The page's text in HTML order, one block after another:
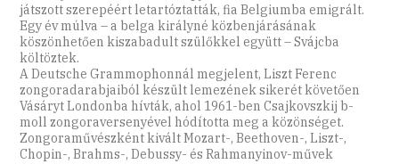
játszott szerepéért letartóztatták, fia Belgiumba emigrált.
Egy év múlva – a belga királyné közbenjárásának
köszönhetően kiszabadult szülőkkel együtt – Svájcba
költöztek.
A Deutsche Grammophonnál megjelent, Liszt Ferenc
zongoradarabjaiból készült lemezének sikerét követően
Vásáryt Londonba hívták, ahol 1961-ben Csajkovszkij b-
moll zongoraversenyével hódította meg a közönséget.
Zongoraművészként kivált Mozart-, Beethoven-, Liszt-,
Chopin-, Brahms-, Debussy- és Rahmanyinov-művek